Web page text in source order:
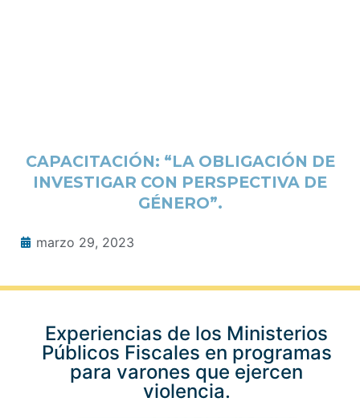
CAPACITACIÓN: “LA OBLIGACIÓN DE
INVESTIGAR CON PERSPECTIVA DE
GÉNERO”.
marzo 29, 2023
Experiencias de los Ministerios
Públicos Fiscales en programas
para varones que ejercen
violencia.